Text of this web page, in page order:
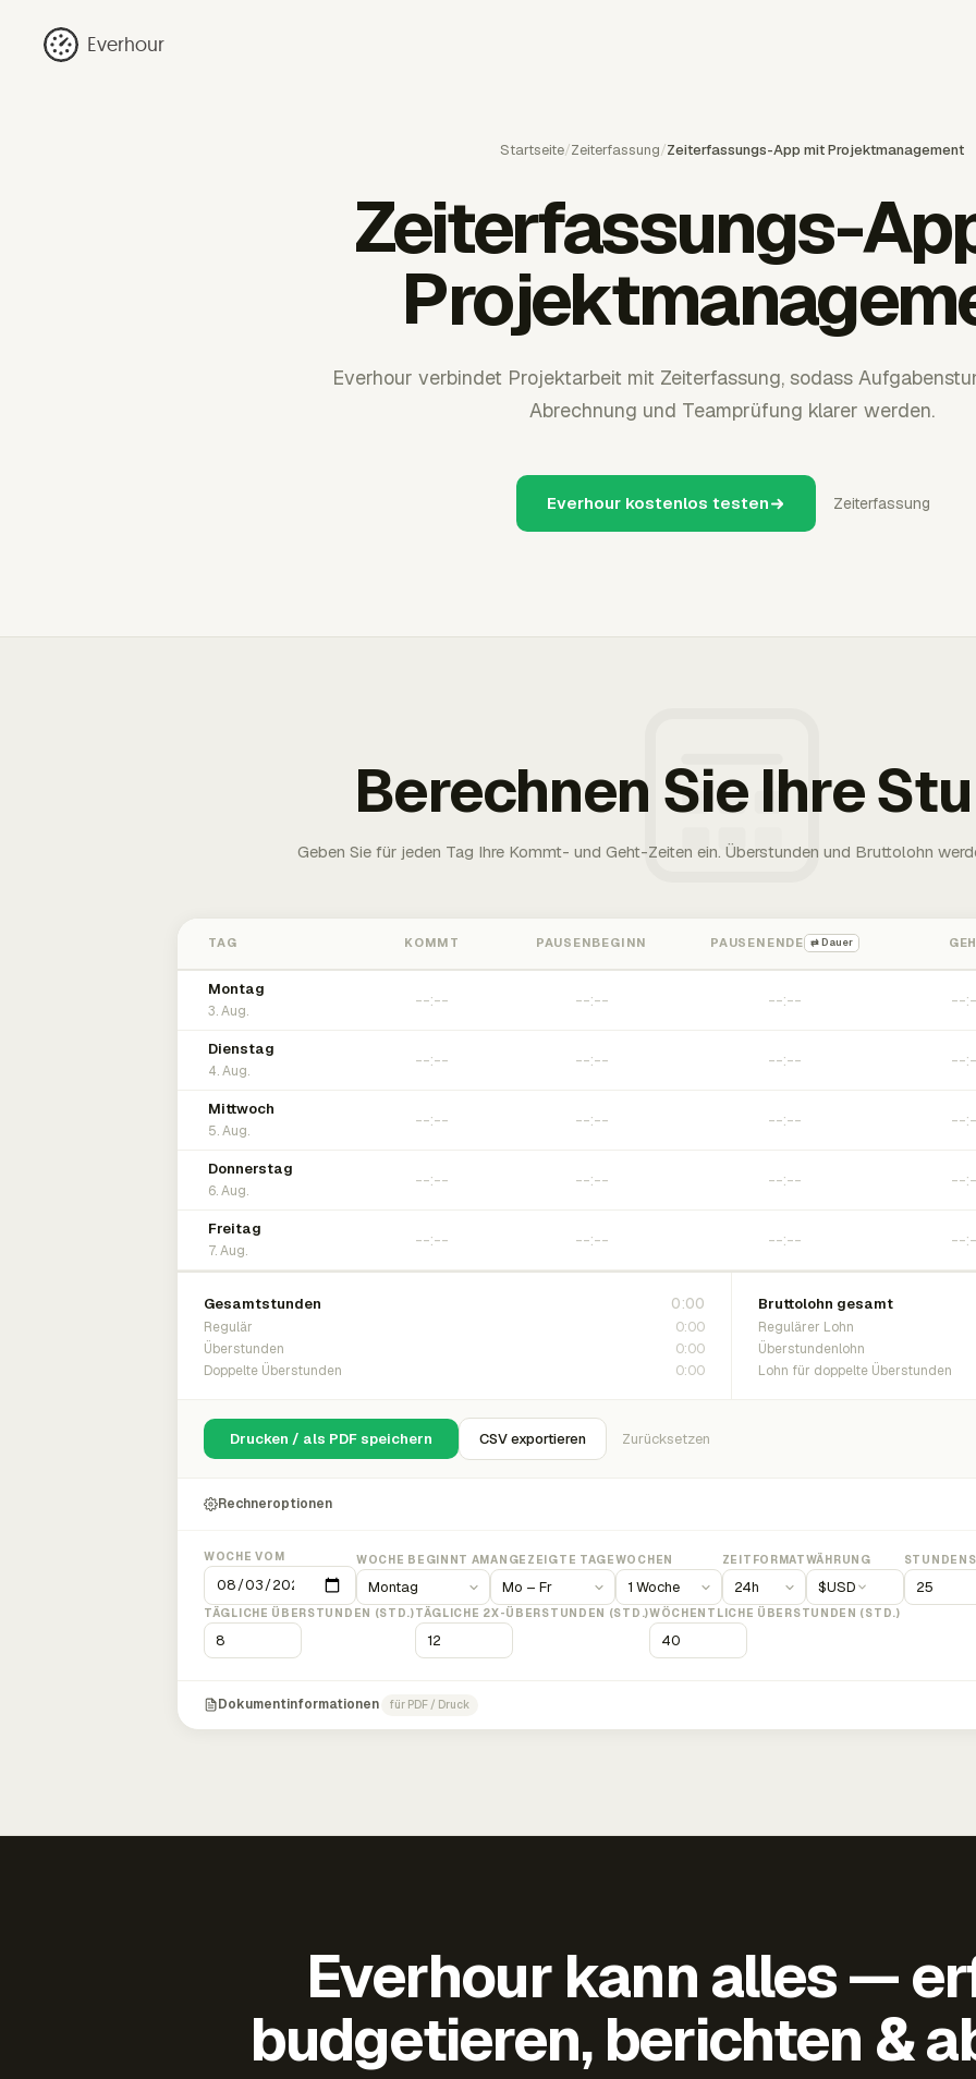
Everhour
Startseite/Zeiterfassung/Zeiterfassungs-App mit Projektmanagement
Zeiterfassungs-
Everhour verbindet Projektarbeit mit Zeiterfassung, sodass
Abrechnung und Teamprüfung klarer werden.
Everhour kostenlos testen Zeiterfassung
Berechnen Sie Ihre
Geben Sie für jeden Tag Ihre Kommt- und Geht-Zeiten ein. Überstunden und Bruttolohn
TAG KOMMT PAUSENBEGINN PAUSENENDE ⇄ Dauer
Montag
3. Aug.
Dienstag
4. Aug.
Mittwoch
5. Aug.
Donnerstag
6. Aug.
Freitag
7. Aug.
Gesamtstunden 0:00
Regulär 0:00
Überstunden 0:00
Doppelte Überstunden 0:00
Bruttolohn gesamt
Regulärer Lohn
Überstundenlohn
Lohn für doppelte Überstunden
Drucken / als PDF speichern CSV exportieren Zurücksetzen
Rechneroptionen
WOCHE VOM WOCHE BEGINNT AMANGEZEIGTE TAGEWOCHEN ZEITFORMATWÄHRUNG
$USD
TÄGLICHE ÜBERSTUNDEN (STD.)TÄGLICHE 2X-ÜBERSTUNDEN (STD.)WÖCHENTLICHE ÜBERSTUNDEN (STD.)
Dokumentinformationen für PDF / Druck
Everhour kann alles —
budgetieren, berichten &